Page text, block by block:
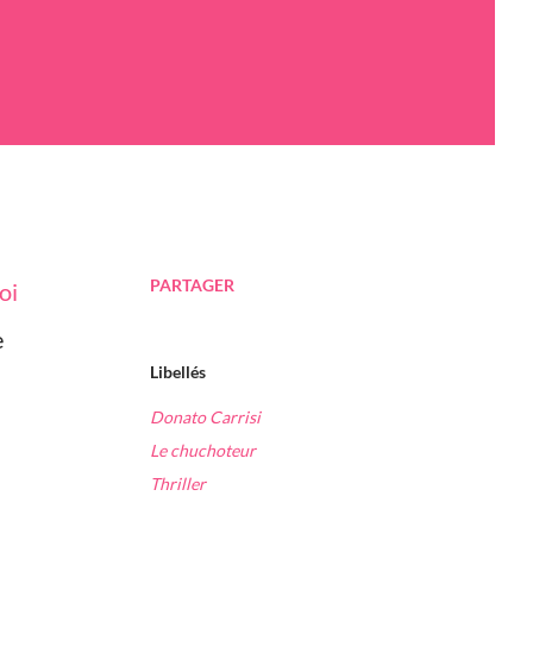
PARTAGER
Libellés
Donato Carrisi
Le chuchoteur
Thriller